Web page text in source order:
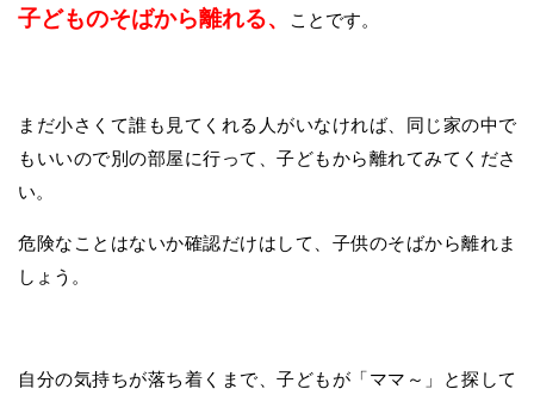
子どものそばから離れる、 ことです。
まだ小さくて誰も見てくれる人がいなければ、同じ家の中で
もいいので別の部屋に行って、子どもから離れてみてくださ
い。
危険なことはないか確認だけはして、子供のそばから離れま
しょう。
自分の気持ちが落ち着くまで、子どもが「ママ～」と探して